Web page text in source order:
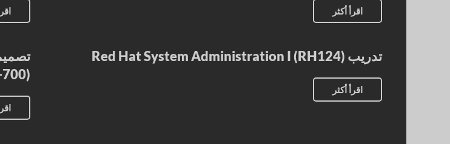
اقرأ أكثر
تدريب Red Hat System Administration I (RH124)
اقرأ أكثر